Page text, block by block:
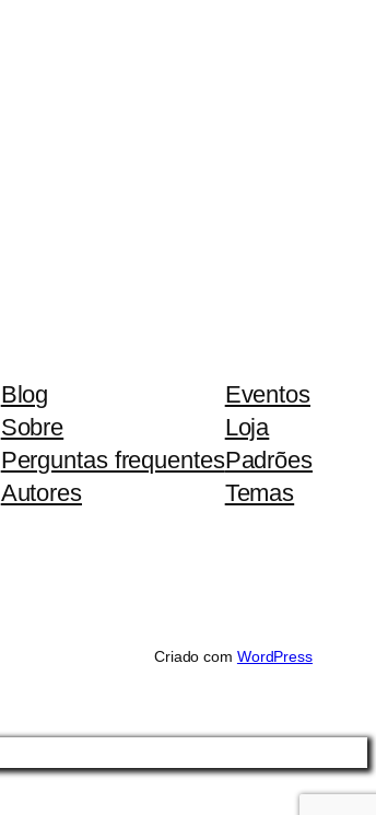
Blog
Sobre
Perguntas frequentes
Autores
Eventos
Loja
Padrões
Temas
Criado com WordPress